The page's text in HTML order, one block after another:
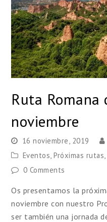
Ruta Romana
noviembre
16 noviembre, 2019
Eventos,Próximas rutas
0 Comments
Os presentamos la
noviembre con nuestro
ser también una jornada